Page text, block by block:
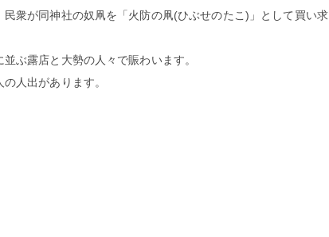
衆が同神社の奴凧を「火防の凧(ひぶせのたこ)」として買い求
ぶ露店と大勢の人々で賑わいます。
人出があります。